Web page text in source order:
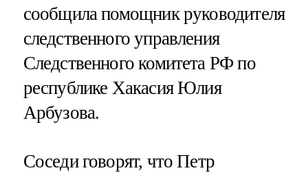
сообщила помощник руководителя
следственного управления
Следственного комитета РФ по
республике Хакасия Юлия
Арбузова.
Соседи говорят, что Петр